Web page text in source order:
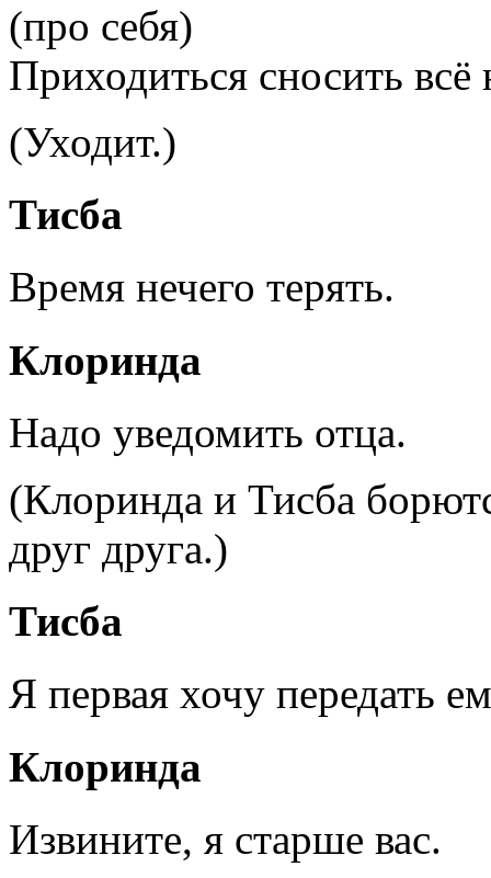
(про себя)
Приходиться сносить всё
(Уходит.)
Тисба
Время нечего терять.
Клоринда
Надо уведомить отца.
(Клоринда и Тисба
друг друга.)
Тисба
Я первая хочу передать
Клоринда
Извините, я старше вас.